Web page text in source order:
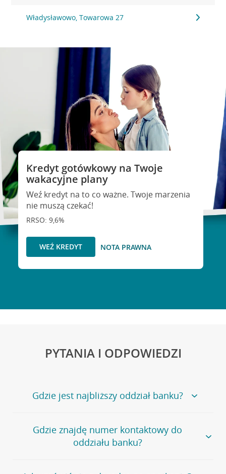
Władysławowo, Towarowa 27
Kredyt gotówkowy na Twoje
wakacyjne plany
Weź kredyt na to co ważne. Twoje marzenia
nie muszą czekać!
RRSO: 9,6%
WEŹ KREDYT NOTA PRAWNA
PYTANIA I ODPOWIEDZI
Gdzie jest najbliższy oddział banku?
Jeśli szukasz oddziału naszego banku, zapraszamy na
stronęPlacówki i bankomaty, na której znajduje się
wygodna wyszukiwarka.
oddziałów
Gdzie znajdę numer kontaktowy do
oddziału banku?